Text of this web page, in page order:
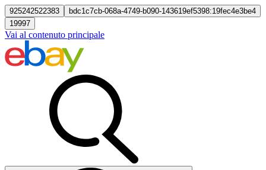
925242522383
bdc1c7cb-068a-4749-b090-143619ef5398:19fec4e3be4
19997
Vai al contenuto principale